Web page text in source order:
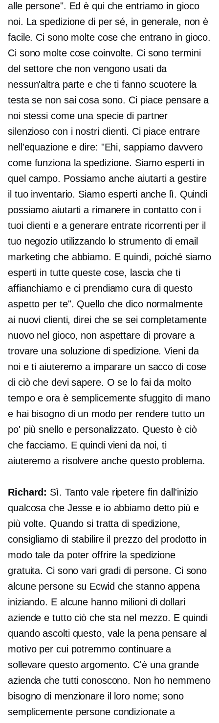
alle persone". Ed è qui che entriamo in gioco
noi. La spedizione di per sé, in generale, non è
facile. Ci sono molte cose che entrano in gioco.
Ci sono molte cose coinvolte. Ci sono termini
del settore che non vengono usati da
nessun'altra parte e che ti fanno scuotere la
testa se non sai cosa sono. Ci piace pensare a
noi stessi come una specie di partner
silenzioso con i nostri clienti. Ci piace entrare
nell'equazione e dire: "Ehi, sappiamo davvero
come funziona la spedizione. Siamo esperti in
quel campo. Possiamo anche aiutarti a gestire
il tuo inventario. Siamo esperti anche lì. Quindi
possiamo aiutarti a rimanere in contatto con i
tuoi clienti e a generare entrate ricorrenti per il
tuo negozio utilizzando lo strumento di email
marketing che abbiamo. E quindi, poiché siamo
esperti in tutte queste cose, lascia che ti
affianchiamo e ci prendiamo cura di questo
aspetto per te". Quello che dico normalmente
ai nuovi clienti, direi che se sei completamente
nuovo nel gioco, non aspettare di provare a
trovare una soluzione di spedizione. Vieni da
noi e ti aiuteremo a imparare un sacco di cose
di ciò che devi sapere. O se lo fai da molto
tempo e ora è semplicemente sfuggito di mano
e hai bisogno di un modo per rendere tutto un
po' più snello e personalizzato. Questo è ciò
che facciamo. E quindi vieni da noi, ti
aiuteremo a risolvere anche questo problema.
Richard: Sì. Tanto vale ripetere fin dall'inizio
qualcosa che Jesse e io abbiamo detto più e
più volte. Quando si tratta di spedizione,
consigliamo di stabilire il prezzo del prodotto in
modo tale da poter offrire la spedizione
gratuita. Ci sono vari gradi di persone. Ci sono
alcune persone su Ecwid che stanno appena
iniziando. E alcune hanno milioni di dollari
aziende e tutto ciò che sta nel mezzo. E quindi
quando ascolti questo, vale la pena pensare al
motivo per cui potremmo continuare a
sollevare questo argomento. C'è una grande
azienda che tutti conoscono. Non ho nemmeno
bisogno di menzionare il loro nome; sono
semplicemente persone condizionate a